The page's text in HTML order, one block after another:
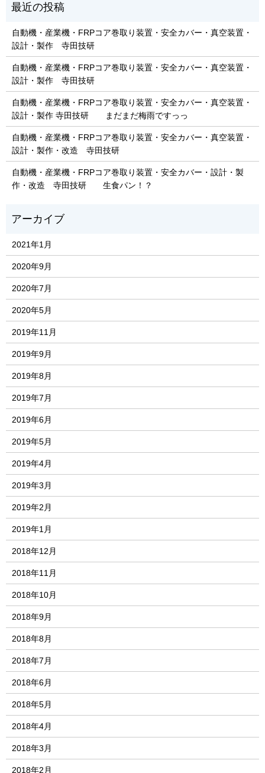
自動機・産業機・FRPコア巻取り装置・安全カバー・真空装置・
設計・製作 寺田技研
自動機・産業機・FRPコア巻取り装置・安全カバー・真空装置・
設計・製作 寺田技研
自動機・産業機・FRPコア巻取り装置・安全カバー・真空装置・
設計・製作 寺田技研 まだまだ梅雨ですっっ
自動機・産業機・FRPコア巻取り装置・安全カバー・真空装置・
設計・製作・改造 寺田技研
自動機・産業機・FRPコア巻取り装置・安全カバー・設計・製
作・改造 寺田技研 生食パン！？
2021年1月
2020年9月
2020年7月
2020年5月
2019年11月
2019年9月
2019年8月
2019年7月
2019年6月
2019年5月
2019年4月
2019年3月
2019年2月
2019年1月
2018年12月
2018年11月
2018年10月
2018年9月
2018年8月
2018年7月
2018年6月
2018年5月
2018年4月
2018年3月
2018年2月